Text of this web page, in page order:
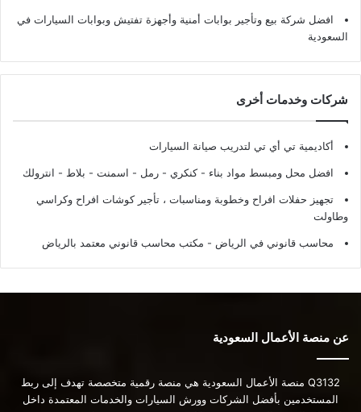
افضل شركة بيع وتأجير بوابات أمنية وأجهزة تفتيش وبوابات السيارات في
السعودية
شركات وخدمات أخرى
أكاديمية تي أي تي لتدريب صيانة السيارات
افضل محل ومبسط مواد بناء - كنكري - رمل - اسمنت - بلاط - انترولك
تجهيز حفلات افراح وخطوبة ومناسبات ، تأجير كوشات افراح وكراسي
وطاولت
محاسب قانوني في الرياض - مكتب محاسب قانوني معتمد بالرياض
عن منصة الأعمال السعودية
Q3132 منصة الأعمال السعودية هي منصة رقمية متخصصة تهدف إلى ربط
المستخدمين بأفضل الشركات وورش السيارات والخدمات المعتمدة داخل